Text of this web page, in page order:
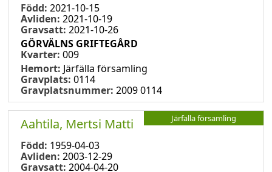
Född: 2021-10-15
Avliden: 2021-10-19
Gravsatt: 2021-10-26
GÖRVÄLNS GRIFTEGÅRD
Kvarter: 009
Hemort: Järfälla församling
Gravplats: 0114
Gravplatsnummer: 2009 0114
Järfälla församling
Aahtila, Mertsi Matti
Född: 1959-04-03
Avliden: 2003-12-29
Gravsatt: 2004-04-20